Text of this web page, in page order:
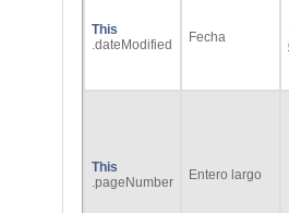
This
.dateModified
Fecha
This
.pageNumber
Entero largo